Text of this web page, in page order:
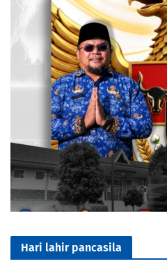
Hari lahir pancasila